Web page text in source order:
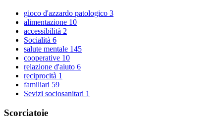
gioco d'azzardo patologico 3
alimentazione 10
accessibilità 2
Socialità 6
salute mentale 145
cooperative 10
relazione d'aiuto 6
reciprocità 1
familiari 59
Sevizi sociosanitari 1
Scorciatoie